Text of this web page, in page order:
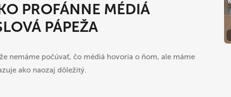
PROFÁNNE MÉDIÁ
PÁPEŽA
nemáme počúvať, čo médiá hovoria o ňom, ale máme
ako naozaj dôležitý.